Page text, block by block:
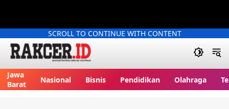
SCROLL TO CONTINUE WITH CONTENT
Jawa
Barat
Nasional Bisnis Pendidikan Olahraga